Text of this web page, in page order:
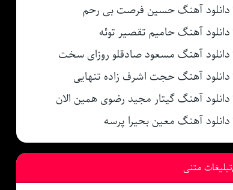
دانلود آهنگ حسین فرصت بی رحم
دانلود آهنگ حامیم تقصیر توئه
دانلود آهنگ مسعود صادقلو روزای سخت
دانلود آهنگ حجت اشرف زاده تنهایی
دانلود آهنگ گیتار مجید رضوی همین الان
دانلود آهنگ معین بحیرا پرسه
تبلیغات متنی